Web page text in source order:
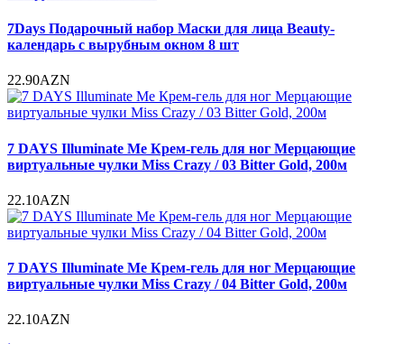
7Days Подарочный набор Маски для лица Beauty-
календарь c вырубным окном 8 шт
22.90AZN
7 DAYS Illuminate Me Крем-гель для ног Мерцающие
виртуальные чулки Miss Crazy / 03 Bitter Gold, 200м
22.10AZN
7 DAYS Illuminate Me Крем-гель для ног Мерцающие
виртуальные чулки Miss Crazy / 04 Bitter Gold, 200м
22.10AZN